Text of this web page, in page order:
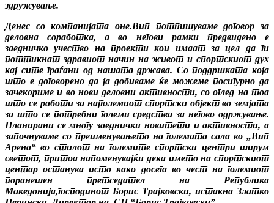
здружување.
Денес со компанијата оне.Вип потпишуваме договор за
деловна соработка, а во негови рамки предвидено е
заедничко учество на проекти кои имаат за цел да ги
поттикнат здравиот начин на живот и спортскиот дух
кај сите граѓани од нашата држава. Со поддршката која
што е договорено да ја добиваме ќе можеме посигурно да
зачекориме и во нови деловни активности, со оглед на тоа
што се работи за најголемиот спортски објект во земјата
за што се потребни големи средства за негово одржување.
Планирани се многу заеднички новитети и активности, а
започнуваме со преименувањето на големата сала во „Вип
Арена“ во стилот на големите спортски центри ширум
светот, притоа напоменувајќи дека името на спортскиот
центар останува исто како досега во чест на големиот
поранешен претседател на Република
Македонија,господинот Борис Трајковски, истакна Златко